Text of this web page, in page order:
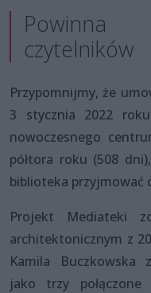
Powinna
czytelników
Przypomnijmy, że
3 stycznia 2022
nowoczesnego
półtora roku (508
biblioteka przyjmować
Projekt Mediateki
architektonicznym z
Kamila Buczkowska
jako trzy